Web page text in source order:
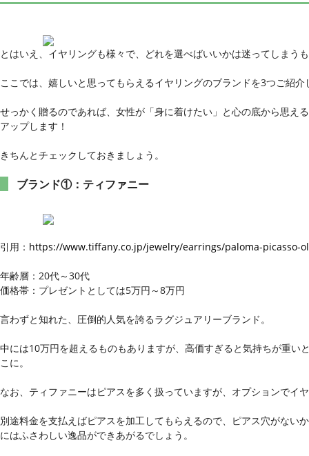
とはいえ、イヤリングも様々で、どれを選べばいいかは迷ってしまう
ここでは、嬉しいと思ってもらえるイヤリングのブランドを3つご紹介
せっかく贈るのであれば、女性が「身に着けたい」と心の底から思え
アップします！
きちんとチェックしておきましょう。
ブランド①：ティファニー
引用： https://www.tiffany.co.jp/jewelry/earrings/paloma-picasso-
年齢層：20代～30代
価格帯：プレゼントとしては5万円～8万円
言わずと知れた、圧倒的人気を誇るラグジュアリーブランド。
中には10万円を超えるものもありますが、高価すぎると気持ちが重い
こに。
なお、ティファニーはピアスを多く扱っていますが、オプションでイ
別途料金を支払えばピアスを加工してもらえるので、ピアス穴がない
にはふさわしい逸品ができあがるでしょう。